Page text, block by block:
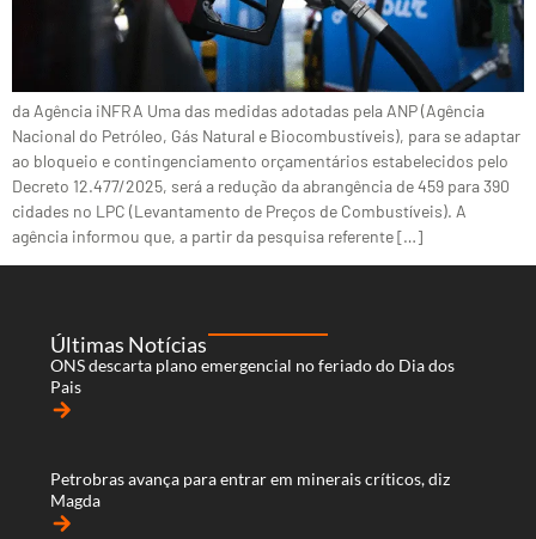
da Agência iNFRA Uma das medidas adotadas pela ANP (Agência
Nacional do Petróleo, Gás Natural e Biocombustíveis), para se adaptar
ao bloqueio e contingenciamento orçamentários estabelecidos pelo
Decreto 12.477/2025, será a redução da abrangência de 459 para 390
cidades no LPC (Levantamento de Preços de Combustíveis). A
agência informou que, a partir da pesquisa referente […]
Últimas Notícias
ONS descarta plano emergencial no feriado do Dia dos
Pais
arrow_forward
Petrobras avança para entrar em minerais críticos, diz
Magda
arrow_forward